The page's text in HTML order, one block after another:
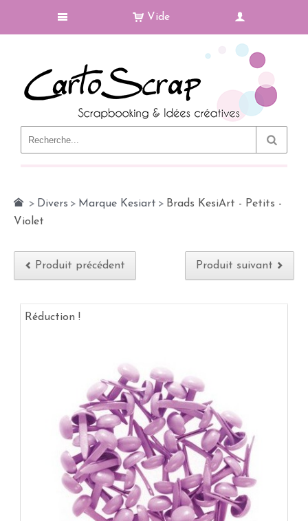
Vide
> Divers > Marque Kesiart > Brads KesiArt - Petits -
Violet
Produit précédent Produit suivant
Réduction !